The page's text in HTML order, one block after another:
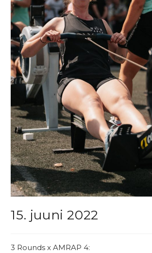
15. juuni 2022
3 Rounds x AMRAP 4: